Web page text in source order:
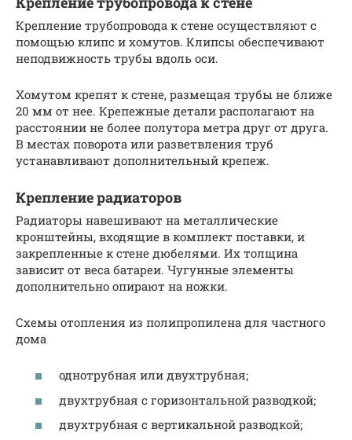
Крепление трубопровода к стене осуществляют с
помощью клипс и хомутов. Клипсы обеспечивают
неподвижность трубы вдоль оси.
Хомутом крепят к стене, размещая трубы не ближе
20 мм от нее. Крепежные детали располагают на
расстоянии не более полутора метра друг от друга.
В местах поворота или разветвления труб
устанавливают дополнительный крепеж.
Крепление радиаторов
Радиаторы навешивают на металлические
кронштейны, входящие в комплект поставки, и
закрепленные к стене дюбелями. Их толщина
зависит от веса батареи. Чугунные элементы
дополнительно опирают на ножки.
Схемы отопления из полипропилена для частного
дома
однотрубная или двухтрубная;
двухтрубная с горизонтальной разводкой;
двухтрубная с вертикальной разводкой;